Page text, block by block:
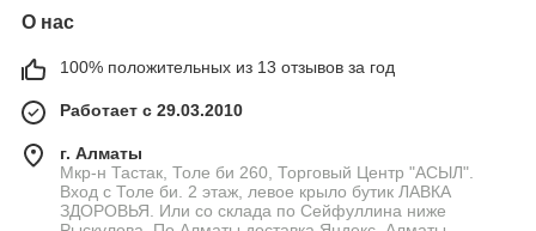
О нас
100% положительных из 13 отзывов за год
Работает с 29.03.2010
г. Алматы
Мкр-н Тастак, Толе би 260, Торговый Центр "АСЫЛ".
Вход с Толе би. 2 этаж, левое крыло бутик ЛАВКА
ЗДОРОВЬЯ. Или со склада по Сейфуллина ниже